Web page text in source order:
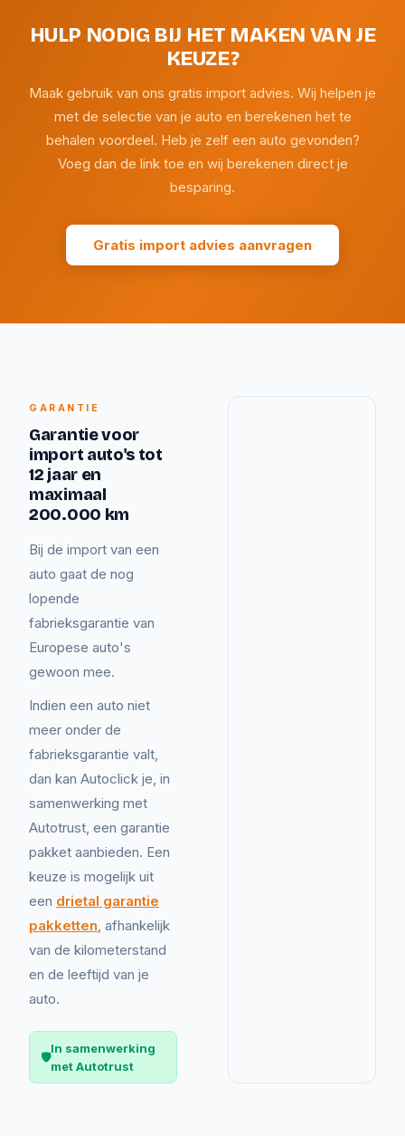
HULP NODIG BIJ HET MAKEN VAN JE
KEUZE?
Maak gebruik van ons gratis import advies. Wij helpen je
met de selectie van je auto en berekenen het te
behalen voordeel. Heb je zelf een auto gevonden?
Voeg dan de link toe en wij berekenen direct je
besparing.
Gratis import advies aanvragen
GARANTIE
Garantie voor
import auto's tot
12 jaar en
maximaal
200.000 km
Bij de import van een
auto gaat de nog
lopende
fabrieksgarantie van
Europese auto's
gewoon mee.
Indien een auto niet
meer onder de
fabrieksgarantie valt,
dan kan Autoclick je, in
samenwerking met
Autotrust, een garantie
pakket aanbieden. Een
keuze is mogelijk uit
een drietal garantie
pakketten, afhankelijk
van de kilometerstand
en de leeftijd van je
auto.
🛡️
In samenwerking
met Autotrust